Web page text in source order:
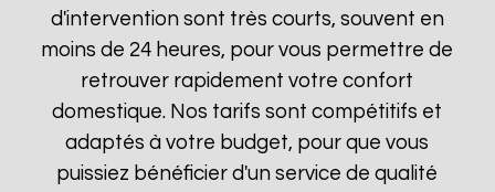
d'intervention sont très courts, souvent en
moins de 24 heures, pour vous permettre de
retrouver rapidement votre confort
domestique. Nos tarifs sont compétitifs et
adaptés à votre budget, pour que vous
puissiez bénéficier d'un service de qualité